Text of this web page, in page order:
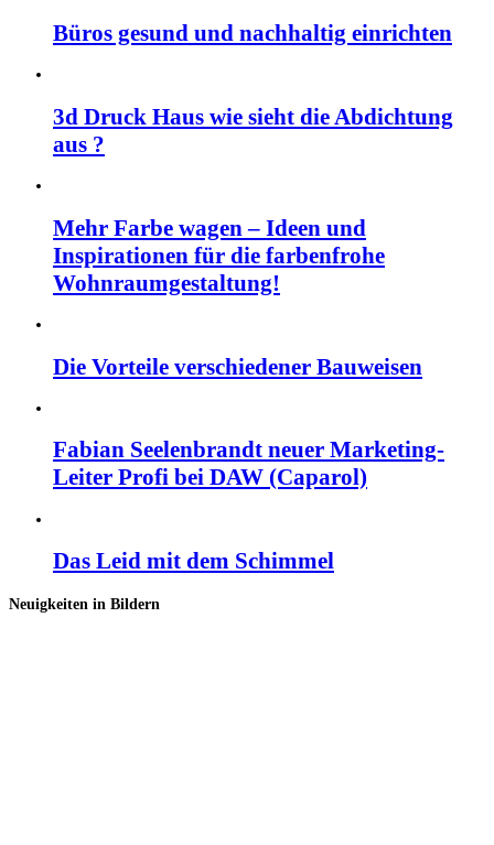
Büros gesund und nachhaltig einrichten
3d Druck Haus wie sieht die Abdichtung
aus ?
Mehr Farbe wagen – Ideen und
Inspirationen für die farbenfrohe
Wohnraumgestaltung!
Die Vorteile verschiedener Bauweisen
Fabian Seelenbrandt neuer Marketing-
Leiter Profi bei DAW (Caparol)
Das Leid mit dem Schimmel
Neuigkeiten in Bildern